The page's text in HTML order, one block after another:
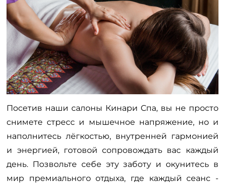
Посетив наши салоны Кинари Спа, вы не просто
снимете стресс и мышечное напряжение, но и
наполнитесь лёгкостью, внутренней гармонией
и энергией, готовой сопровождать вас каждый
день. Позвольте себе эту заботу и окунитесь в
мир премиального отдыха, где каждый сеанс -